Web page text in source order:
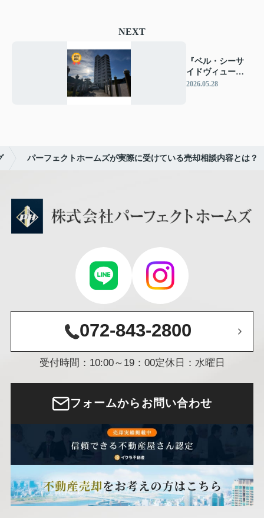
NEXT
『ベル・シーサ
イドヴィュー鳴
門Ⅰ』ご成約と
2026.05.28
パーフェクトホームズが実際に受けている売却相談内容とは？
072-843-2800
受付時間：10:00～19：00定休日：水曜日
フォームからお問い合わせ